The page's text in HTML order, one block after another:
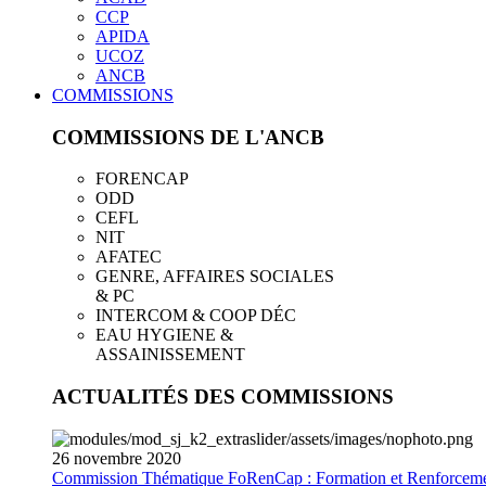
CCP
APIDA
UCOZ
ANCB
COMMISSIONS
COMMISSIONS DE L'ANCB
FORENCAP
ODD
CEFL
NIT
AFATEC
GENRE, AFFAIRES SOCIALES
& PC
INTERCOM & COOP DÉC
EAU HYGIENE &
ASSAINISSEMENT
ACTUALITÉS DES COMMISSIONS
26 novembre 2020
Commission Thématique FoRenCap : Formation et